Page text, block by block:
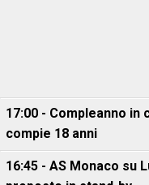
17:00 - Compleanno in
compie 18 anni
16:45 - AS Monaco su